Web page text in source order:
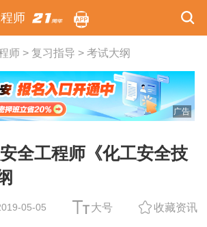
师
师> 复习指导 > 考试大纲
广告
全工程师《化工安全技
05-05 大号 收藏资讯